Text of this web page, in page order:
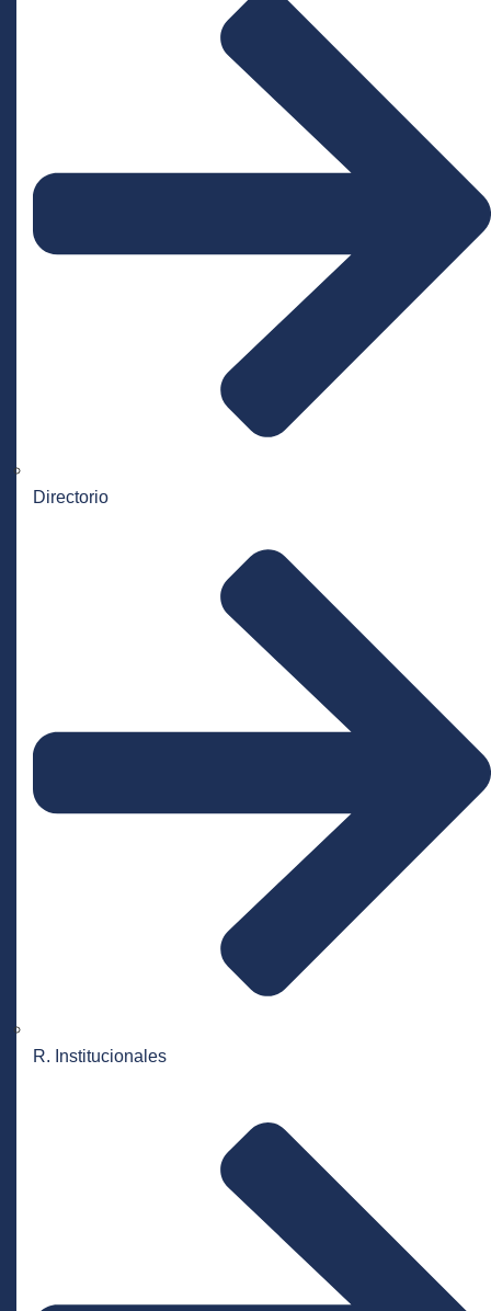
Directorio
R. Institucionales